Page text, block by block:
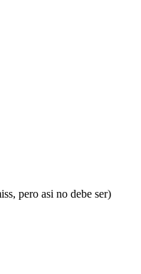
pero asi no debe ser)